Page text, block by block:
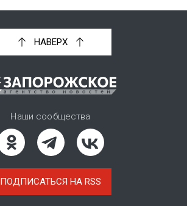
НАВЕРХ
Наши сообщества
ПОДПИСАТЬСЯ НА RSS